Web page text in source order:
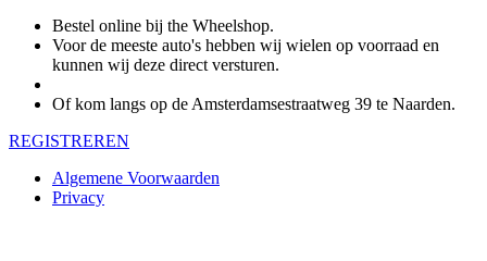
Bestel online bij the Wheelshop.
Voor de meeste auto's hebben wij wielen op voorraad en
kunnen wij deze direct versturen.
Of kom langs op de Amsterdamsestraatweg 39 te Naarden.
REGISTREREN
Algemene Voorwaarden
Privacy